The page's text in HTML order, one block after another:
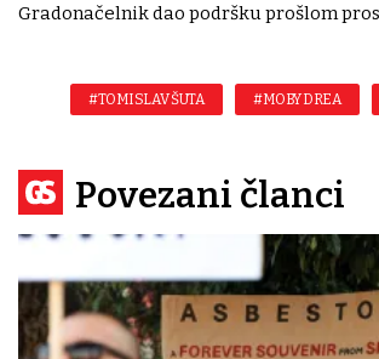
Gradonačelnik dao podršku prošlom
#TOMISLAV ŠUTA #MOBY DREA
Povezani članci